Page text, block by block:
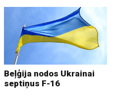
Beļģija nodos Ukrainai
septiņus F-16